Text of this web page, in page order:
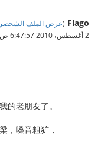
Flago
(عرض الملف
2 أغسطس، 2010 6:47:57 ص
的老朋友了。
，嗓音粗犷，